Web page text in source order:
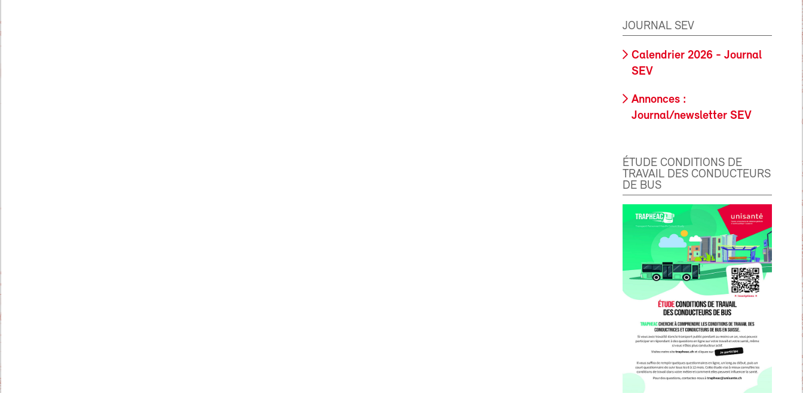
JOURNAL SEV
Calendrier 2026 - Journal
SEV
Annonces :
Journal/newsletter SEV
ÉTUDE CONDITIONS DE
TRAVAIL DES CONDUCTEURS
DE BUS